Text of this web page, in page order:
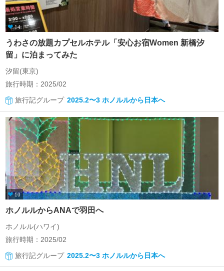
14
うわさの放題カプセルホテル「安心お宿Women 新橋汐
留」に泊まってみた
汐留(東京)
旅行時期：2025/02
旅行記グループ 2025.2〜3 ホノルルから日本へ
10
ホノルルからANAで羽田へ
ホノルル(ハワイ)
旅行時期：2025/02
旅行記グループ 2025.2〜3 ホノルルから日本へ